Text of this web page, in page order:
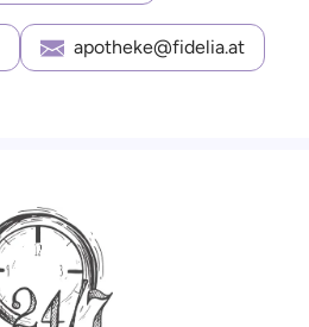
apotheke@fidelia.at